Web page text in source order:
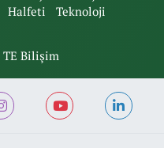
Halfeti Teknoloji
TE Bilişim